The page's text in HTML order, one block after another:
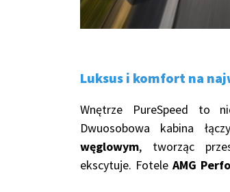
Luksus i komfort na
Wnętrze PureSpeed to
Dwuosobowa kabina
węglowym, tworząc
ekscytuje. Fotele AMG